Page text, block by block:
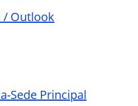
/ Outlook
Sede Principal